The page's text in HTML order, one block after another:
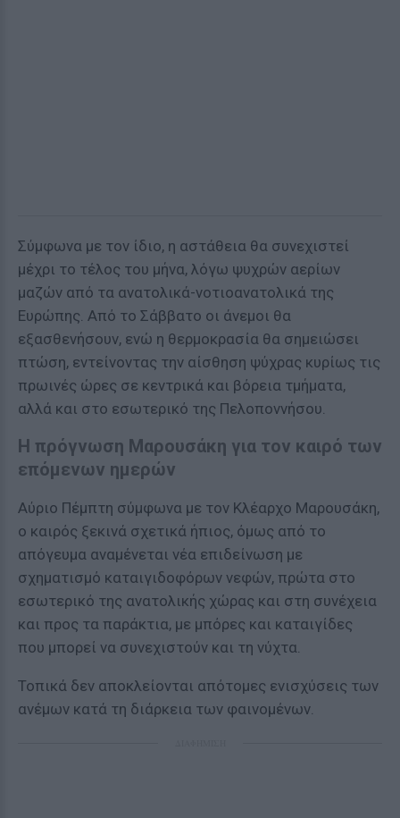
Σύμφωνα με τον ίδιο, η αστάθεια θα συνεχιστεί
μέχρι το τέλος του μήνα, λόγω ψυχρών αερίων
μαζών από τα ανατολικά-νοτιοανατολικά της
Ευρώπης. Από το Σάββατο οι άνεμοι θα
εξασθενήσουν, ενώ η θερμοκρασία θα σημειώσει
πτώση, εντείνοντας την αίσθηση ψύχρας κυρίως τις
πρωινές ώρες σε κεντρικά και βόρεια τμήματα,
αλλά και στο εσωτερικό της Πελοποννήσου.
Η πρόγνωση Μαρουσάκη για τον καιρό των
επόμενων ημερών
Αύριο Πέμπτη σύμφωνα με τον Κλέαρχο Μαρουσάκη,
ο καιρός ξεκινά σχετικά ήπιος, όμως από το
απόγευμα αναμένεται νέα επιδείνωση με
σχηματισμό καταιγιδοφόρων νεφών, πρώτα στο
εσωτερικό της ανατολικής χώρας και στη συνέχεια
και προς τα παράκτια, με μπόρες και καταιγίδες
που μπορεί να συνεχιστούν και τη νύχτα.
Τοπικά δεν αποκλείονται απότομες ενισχύσεις των
ανέμων κατά τη διάρκεια των φαινομένων.